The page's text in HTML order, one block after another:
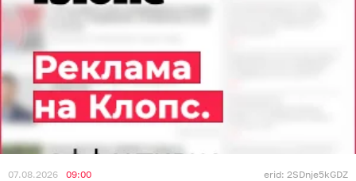
07.08.2026 09:00 erid: 2SDnje5kGDZ